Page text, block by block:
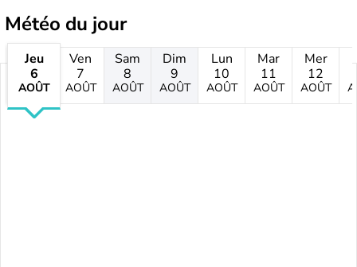
Météo du jour
Jeu
6
AOÛT
Ven
7
AOÛT
Sam
8
AOÛT
Dim
9
AOÛT
Lun
10
AOÛT
Mar
11
AOÛT
Mer
12
AOÛT